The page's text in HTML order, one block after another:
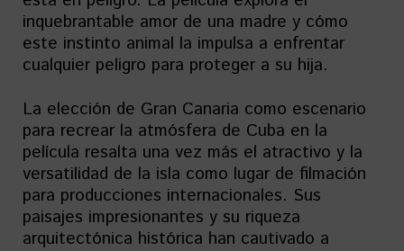
inquebrantable amor de una madre y cómo
este instinto animal la impulsa a enfrentar
cualquier peligro para proteger a su hija.
La elección de Gran Canaria como escenario
para recrear la atmósfera de Cuba en la
película resalta una vez más el atractivo y la
versatilidad de la isla como lugar de filmación
para producciones internacionales. Sus
paisajes impresionantes y su riqueza
arquitectónica histórica han cautivado a